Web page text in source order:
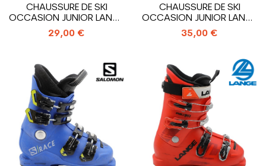
CHAUSSURE DE SKI
OCCASION JUNIOR LANGE
RSJ 60 RTL_4...
29,00 €
CHAUSSURE DE SKI
OCCASION JUNIOR LANGE
RSJ 50 RTL_3...
35,00 €